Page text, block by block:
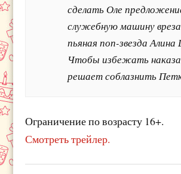
сделать Оле
служебную машину
пьяная поп-звезда
Чтобы избежать
решает соблазнить
Ограничение по возрасту 16+.
Смотреть трейлер.